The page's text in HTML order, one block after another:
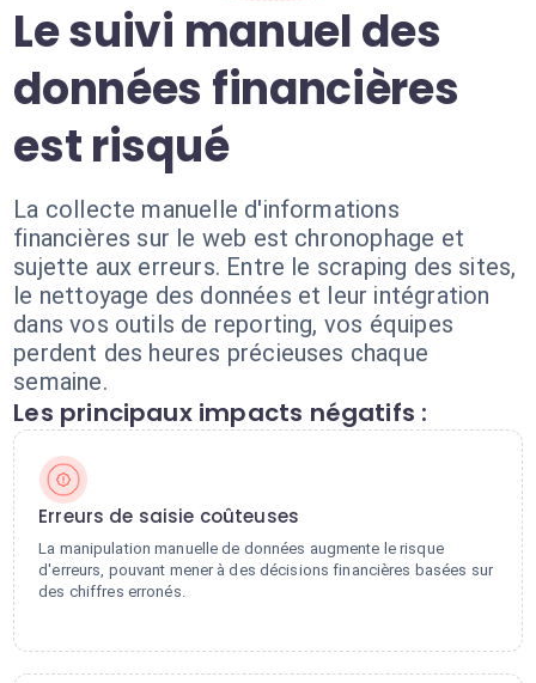
Le suivi manuel des
données financières
est risqué
La collecte manuelle d'informations
financières sur le web est chronophage et
sujette aux erreurs. Entre le scraping des sites,
le nettoyage des données et leur intégration
dans vos outils de reporting, vos équipes
perdent des heures précieuses chaque
semaine.
Les principaux impacts négatifs :
Erreurs de saisie coûteuses
La manipulation manuelle de données augmente le risque
d'erreurs, pouvant mener à des décisions financières basées sur
des chiffres erronés.